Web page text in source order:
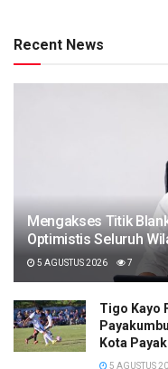
Recent News
Mengakses Titik
Optimistis Seluruh
5 AGUSTUS 2026 7
Tigo Kayo
Kota
5 AGUSTUS